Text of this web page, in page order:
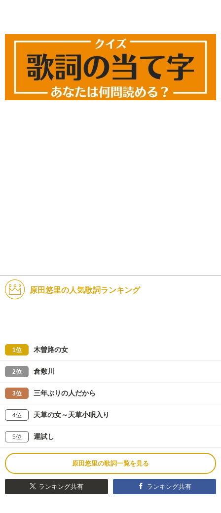
原田悠里の人気歌詞ランキング
1位 木曽路の女
2位 倉敷川
3位 三年ぶりの人だから
4位 天草の女～天草小唄入り
5位 運試し
原田悠里の歌詞一覧を見る
ランキング共有 ランキング共有